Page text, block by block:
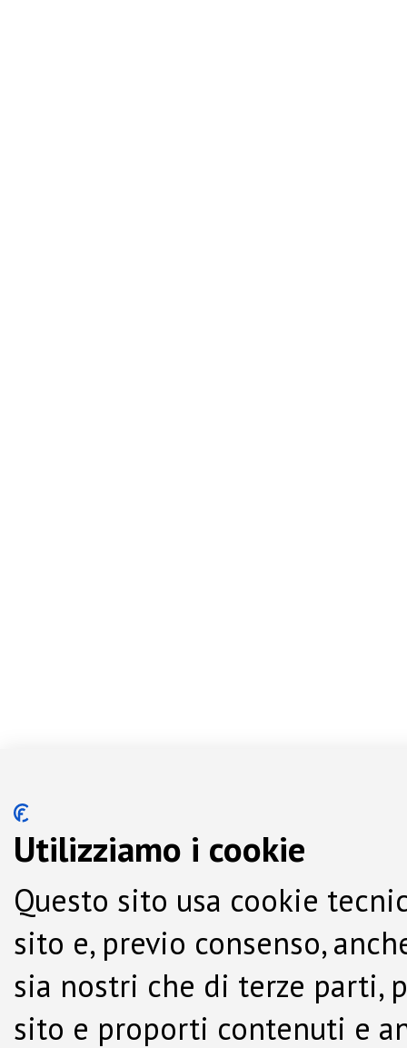
Utilizziamo i cookie
Questo sito usa cookie
sito e, previo consenso,
sia nostri che di terze parti,
sito e proporti contenuti e